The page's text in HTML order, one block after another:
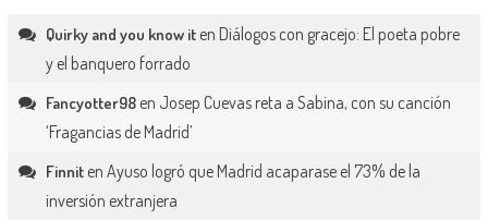
Quirky and you know iten Diálogos con gracejo: El poeta pobre
y el banquero forrado
Fancyotter98en Josep Cuevas reta a Sabina, con su canción
‘Fragancias de Madrid’
Finniten Ayuso logró que Madrid acaparase el 73% de la
inversión extranjera